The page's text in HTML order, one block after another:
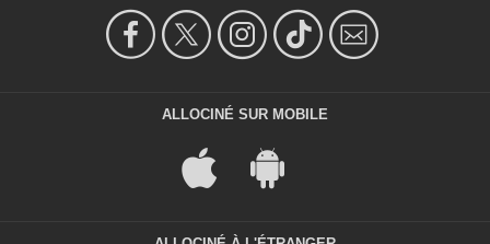
ALLOCINÉ SUR MOBILE